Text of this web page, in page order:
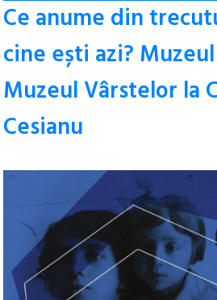
Ce anume din
cine ești azi?
Muzeul Vârstelor la
Cesianu